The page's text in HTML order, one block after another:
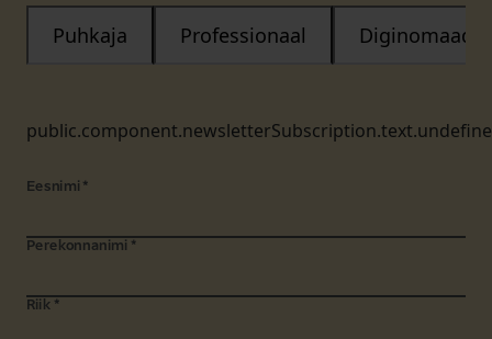
Puhkaja Professionaal Diginomaad
Eesnimi *
Perekonnanimi *
Riik *